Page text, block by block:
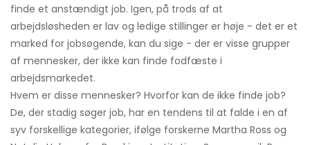
finde et anstændigt job. Igen, på trods af at
arbejdsløsheden er lav og ledige stillinger er høje - det er et
marked for jobsøgende, kan du sige - der er visse grupper
af mennesker, der ikke kan finde fodfæste i
arbejdsmarkedet.
Hvem er disse mennesker? Hvorfor kan de ikke finde job?
De, der stadig søger job, har en tendens til at falde i en af ​​
syv forskellige kategorier, ifølge forskerne Martha Ross og